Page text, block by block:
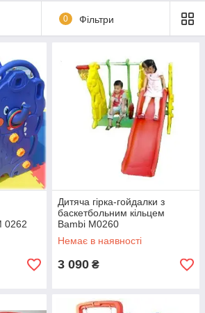
0 Фільтри
0262
Дитяча гірка-гойдалки з
баскетбольним кільцем
Bambi M0260
Немає в наявності
3 090 ₴